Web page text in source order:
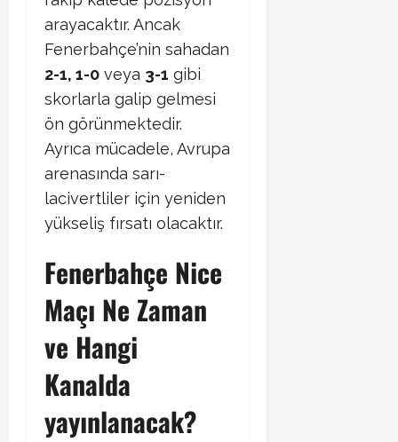
arayacaktır. Ancak
Fenerbahçe’nin sahadan
2-1, 1-0 veya 3-1 gibi
skorlarla galip gelmesi
ön görünmektedir.
Ayrıca mücadele, Avrupa
arenasında sarı-
lacivertliler için yeniden
yükseliş fırsatı olacaktır.
Fenerbahçe Nice
Maçı Ne Zaman
ve Hangi
Kanalda
yayınlanacak?